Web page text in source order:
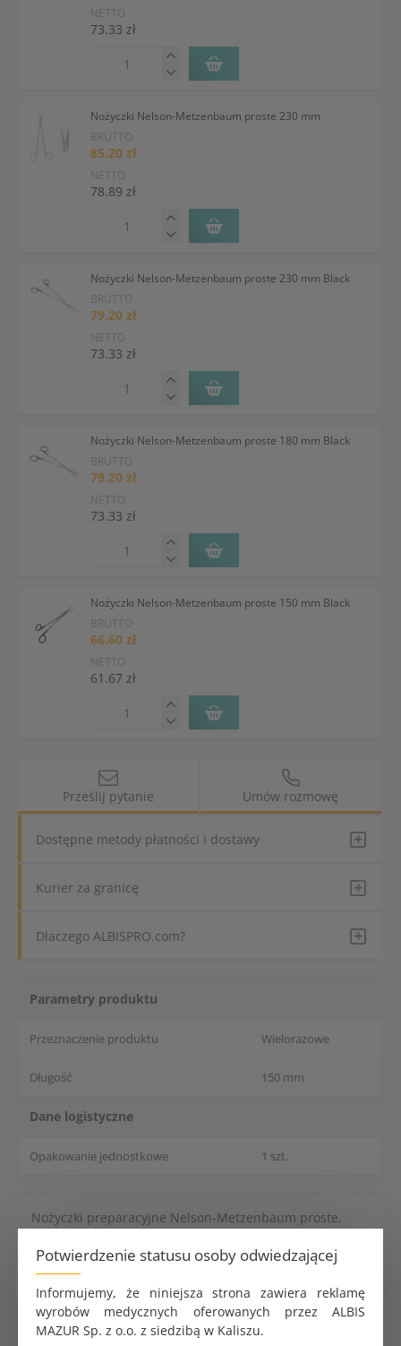
Potwierdzenie statusu osoby odwiedzającej
Informujemy, że niniejsza strona zawiera reklamę
wyrobów medycznych oferowanych przez ALBIS
MAZUR Sp. z o.o. z siedzibą w Kaliszu.
NETTO
73.33 zł
Nożyczki Nelson-Metzenbaum proste 230 mm
BRUTTO
85.20 zł
NETTO
78.89 zł
Nożyczki Nelson-Metzenbaum proste 230 mm Black
BRUTTO
79.20 zł
NETTO
73.33 zł
Nożyczki Nelson-Metzenbaum proste 180 mm Black
BRUTTO
79.20 zł
NETTO
73.33 zł
Nożyczki Nelson-Metzenbaum proste 150 mm Black
BRUTTO
66.60 zł
NETTO
61.67 zł
Prześlij pytanie Umów rozmowę
Dostępne metody płatności i dostawy
Kurier za granicę
Dlaczego ALBISPRO.com?
Viruton Extra wydajny płyn do dezynfekcji narzędzi
5L
424.29 zł
Parametry produktu
Przeznaczenie produktu Wielorazowe
Długość 150 mm
Dane logistyczne
Opakowanie jednostkowe 1 szt.
Nożyczki preparacyjne Nelson-Metzenbaum proste,